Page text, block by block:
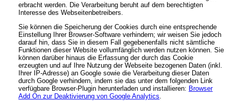
erbracht werden. Die Verarbeitung beruht auf dem berechtigten
Interesse des Webseitenbetreibers.
Sie können die Speicherung der Cookies durch eine entsprechende
Einstellung Ihrer Browser-Software verhindern; wir weisen Sie jedoch
darauf hin, dass Sie in diesem Fall gegebenenfalls nicht sämtliche
Funktionen dieser Website vollumfänglich werden nutzen können. Sie
können darüber hinaus die Erfassung der durch das Cookie
erzeugten und auf Ihre Nutzung der Webseite bezogenen Daten (inkl.
Ihrer IP-Adresse) an Google sowie die Verarbeitung dieser Daten
durch Google verhindern, indem sie das unter dem folgenden Link
verfügbare Browser-Plugin herunterladen und installieren: Browser
Add On zur Deaktivierung von Google Analytics.